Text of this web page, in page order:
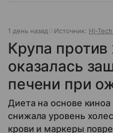
1 день назад Источник: Hi-
Крупа
оказалась
печени при
Диета на основе
снижала уровень
крови и маркеры